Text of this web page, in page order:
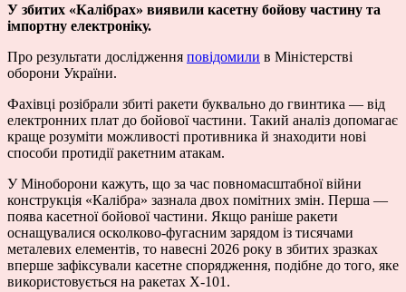
У збитих «Калібрах» виявили касетну бойову частину та
імпортну електроніку.
Про результати дослідження повідомили в Міністерстві
оборони України.
Фахівці розібрали збиті ракети буквально до гвинтика — від
електронних плат до бойової частини. Такий аналіз допомагає
краще розуміти можливості противника й знаходити нові
способи протидії ракетним атакам.
У Міноборони кажуть, що за час повномасштабної війни
конструкція «Калібра» зазнала двох помітних змін. Перша —
поява касетної бойової частини. Якщо раніше ракети
оснащувалися осколково-фугасним зарядом із тисячами
металевих елементів, то навесні 2026 року в збитих зразках
вперше зафіксували касетне спорядження, подібне до того, яке
використовується на ракетах Х-101.